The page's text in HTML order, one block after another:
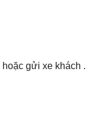
gửi xe khách .